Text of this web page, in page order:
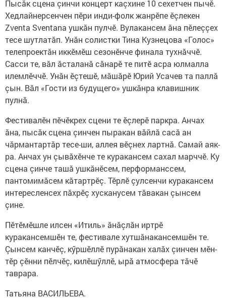
Пысăк сцена çинчи концерт каçхине 10 сехетчен пычӗ.
Хедлайнерсенчен пӗри инди-фолк жанрӗпе ӗçлекен
Zventa Sventana ушкăн пулчӗ. Вулакансем ăна пӗлеççех
тесе шутлатăп. Унăн солистки Тина Кузнецова «Голос»
телепроектăн иккӗмӗш сезонӗнче финала тухнăччӗ.
Сасси те, вăл ăсталанă сăнарӗ те питӗ асра юлмалла
илемлӗччӗ. Унăн ӗçтешӗ, мăшăрӗ Юрий Усачев та паллă
çын. Вăл «Гости из будущего» ушкăнра клавишник
пулнă.
Фестивалӗн пӗчӗкрех сцени те ӗçлерӗ паркра. Анчах
ăна, пысăк сцена çинчен пыракан вăйлă сасă ан
чăрмантартăр тесе-ши, аллея вӗçнех лартнă. Самай аяк­
ра. Анчах ун çывăхӗнче те куракансем сахал марччӗ. Ку
сцена çинче ташă ушкăнӗсем, перформанссем,
пантомимăсем кăтарт­рӗç. Тӗрлӗ çулсенчи куракансем
интересленсех пăхрӗç хусканусем тăвакан çынсем
çине.
Пӗтӗмӗшле илсен «Итиль» ăнăçлăн иртрӗ
куракансемшӗн те, фестивале хутшăнакансемшӗн те.
Çынсем канчӗç, кӳршӗллӗ пурăнакан халăх çинчен мӗн-
тӗр çӗнни пӗлчӗç, килӗшӳллӗ, ырă атмосфера тăчӗ
таврара.
Татьяна ВАСИЛЬЕВА.